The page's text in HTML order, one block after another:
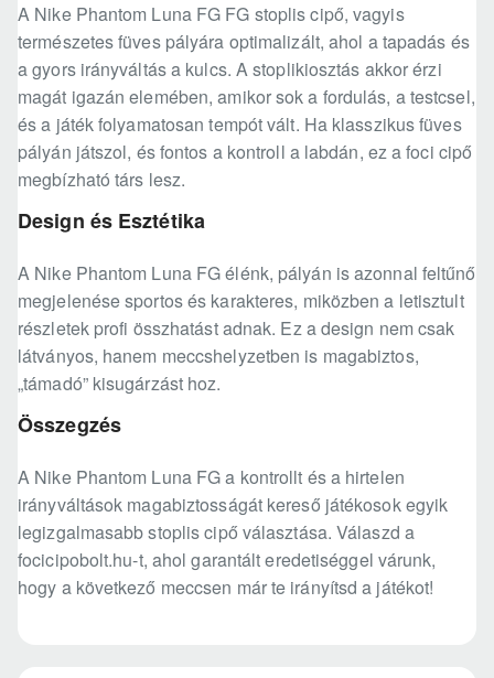
A Nike Phantom Luna FG FG stoplis cipő, vagyis
természetes füves pályára optimalizált, ahol a tapadás és
a gyors irányváltás a kulcs. A stoplikiosztás akkor érzi
magát igazán elemében, amikor sok a fordulás, a testcsel,
és a játék folyamatosan tempót vált. Ha klasszikus füves
pályán játszol, és fontos a kontroll a labdán, ez a foci cipő
megbízható társ lesz.
Design és Esztétika
A Nike Phantom Luna FG élénk, pályán is azonnal feltűnő
megjelenése sportos és karakteres, miközben a letisztult
részletek profi összhatást adnak. Ez a design nem csak
látványos, hanem meccshelyzetben is magabiztos,
„támadó” kisugárzást hoz.
Összegzés
A Nike Phantom Luna FG a kontrollt és a hirtelen
irányváltások magabiztosságát kereső játékosok egyik
legizgalmasabb stoplis cipő választása. Válaszd a
focicipobolt.hu-t, ahol garantált eredetiséggel várunk,
hogy a következő meccsen már te irányítsd a játékot!